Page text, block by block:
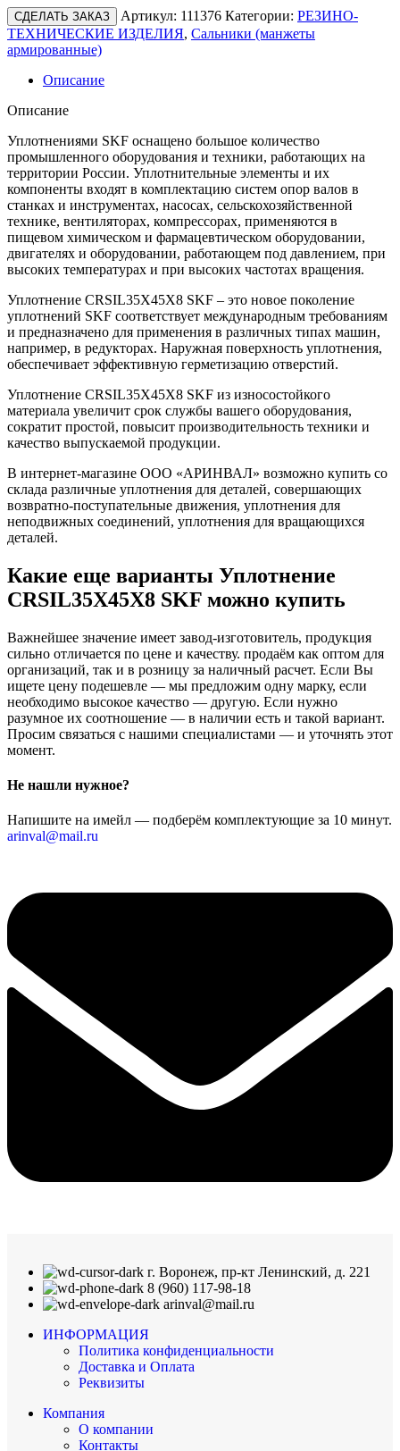
СДЕЛАТЬ ЗАКАЗ Артикул: 111376 Категории: РЕЗИНО-
ТЕХНИЧЕСКИЕ ИЗДЕЛИЯ, Сальники (манжеты
армированные)
Описание
Описание
Уплотнениями SKF оснащено большое количество
промышленного оборудования и техники, работающих на
территории России. Уплотнительные элементы и их
компоненты входят в комплектацию систем опор валов в
станках и инструментах, насосах, сельскохозяйственной
технике, вентиляторах, компрессорах, применяются в
пищевом химическом и фармацевтическом оборудовании,
двигателях и оборудовании, работающем под давлением, при
высоких температурах и при высоких частотах вращения.
Уплотнение CRSIL35X45X8 SKF – это новое поколение
уплотнений SKF соответствует международным требованиям
и предназначено для применения в различных типах машин,
например, в редукторах. Наружная поверхность уплотнения,
обеспечивает эффективную герметизацию отверстий.
Уплотнение CRSIL35X45X8 SKF из износостойкого
материала увеличит срок службы вашего оборудования,
сократит простой, повысит производительность техники и
качество выпускаемой продукции.
В интернет-магазине ООО «АРИНВАЛ» возможно купить со
склада различные уплотнения для деталей, совершающих
возвратно-поступательные движения, уплотнения для
неподвижных соединений, уплотнения для вращающихся
деталей.
Какие еще варианты Уплотнение
CRSIL35X45X8 SKF можно купить
Важнейшее значение имеет завод-изготовитель, продукция
сильно отличается по цене и качеству. продаём как оптом для
организаций, так и в розницу за наличный расчет. Если Вы
ищете цену подешевле — мы предложим одну марку, если
необходимо высокое качество — другую. Если нужно
разумное их соотношение — в наличии есть и такой вариант.
Просим связаться с нашими специалистами — и уточнять этот
момент.
Не нашли нужное?
Напишите на имейл — подберём комплектующие за 10 минут.
arinval@mail.ru
г. Воронеж, пр-кт Ленинский, д. 221
8 (960) 117-98-18
arinval@mail.ru
ИНФОРМАЦИЯ
Политика конфиденциальности
Доставка и Оплата
Реквизиты
Компания
О компании
Контакты